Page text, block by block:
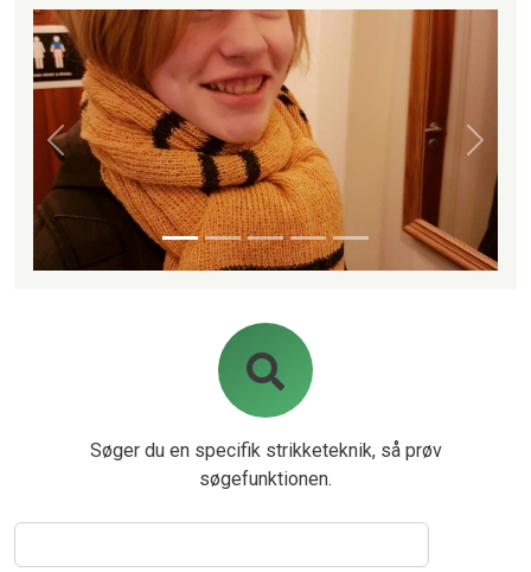
Forrige Næste
Søger du en specifik strikketeknik, så prøv
søgefunktionen.
Søg